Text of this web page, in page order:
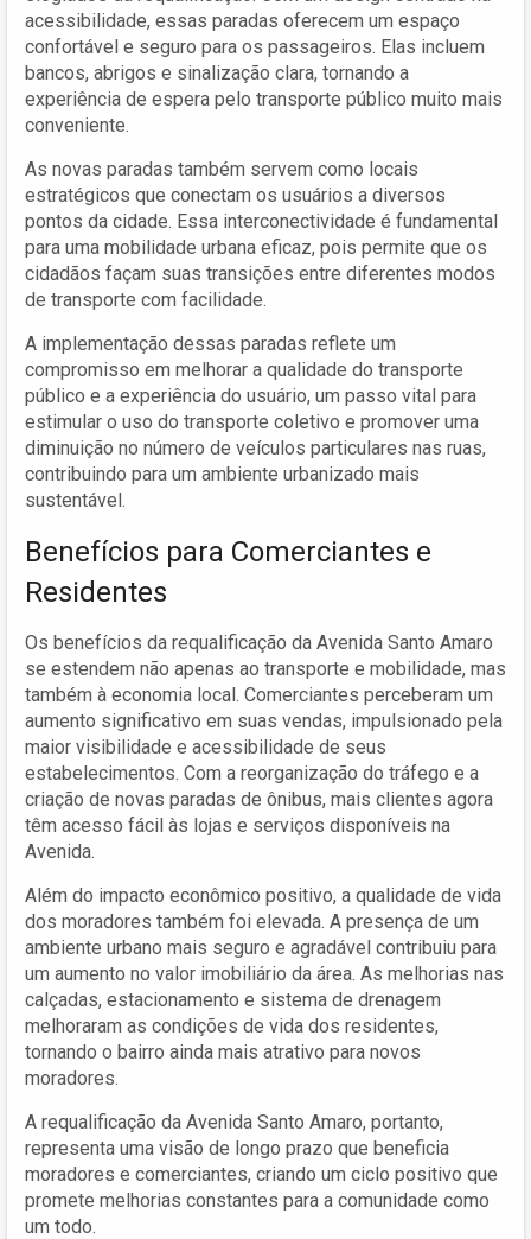
acessibilidade, essas paradas oferecem um espaço
confortável e seguro para os passageiros. Elas incluem
bancos, abrigos e sinalização clara, tornando a
experiência de espera pelo transporte público muito mais
conveniente.
As novas paradas também servem como locais
estratégicos que conectam os usuários a diversos
pontos da cidade. Essa interconectividade é fundamental
para uma mobilidade urbana eficaz, pois permite que os
cidadãos façam suas transições entre diferentes modos
de transporte com facilidade.
A implementação dessas paradas reflete um
compromisso em melhorar a qualidade do transporte
público e a experiência do usuário, um passo vital para
estimular o uso do transporte coletivo e promover uma
diminuição no número de veículos particulares nas ruas,
contribuindo para um ambiente urbanizado mais
sustentável.
Benefícios para Comerciantes e
Residentes
Os benefícios da requalificação da Avenida Santo Amaro
se estendem não apenas ao transporte e mobilidade, mas
também à economia local. Comerciantes perceberam um
aumento significativo em suas vendas, impulsionado pela
maior visibilidade e acessibilidade de seus
estabelecimentos. Com a reorganização do tráfego e a
criação de novas paradas de ônibus, mais clientes agora
têm acesso fácil às lojas e serviços disponíveis na
Avenida.
Além do impacto econômico positivo, a qualidade de vida
dos moradores também foi elevada. A presença de um
ambiente urbano mais seguro e agradável contribuiu para
um aumento no valor imobiliário da área. As melhorias nas
calçadas, estacionamento e sistema de drenagem
melhoraram as condições de vida dos residentes,
tornando o bairro ainda mais atrativo para novos
moradores.
A requalificação da Avenida Santo Amaro, portanto,
representa uma visão de longo prazo que beneficia
moradores e comerciantes, criando um ciclo positivo que
promete melhorias constantes para a comunidade como
um todo.